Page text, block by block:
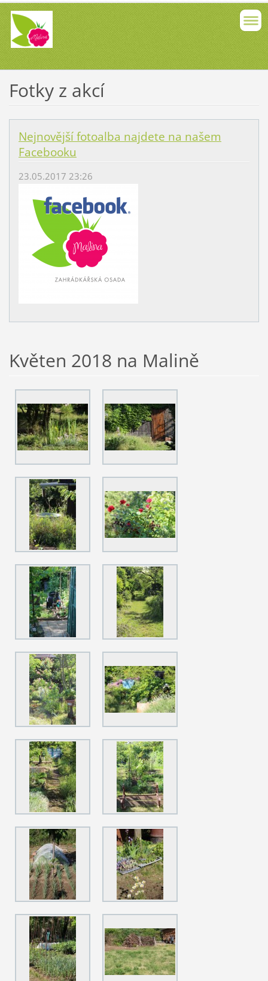
Fotky z akcí
Nejnovější fotoalba najdete na našem
Facebooku
23.05.2017 23:26
Květen 2018 na Malině